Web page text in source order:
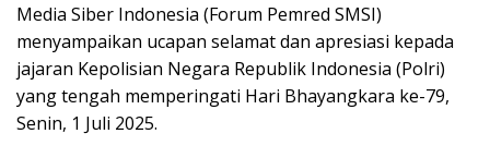
Media Siber Indonesia (Forum Pemred SMSI)
menyampaikan ucapan selamat dan apresiasi kepada
jajaran Kepolisian Negara Republik Indonesia (Polri)
yang tengah memperingati Hari Bhayangkara ke-79,
Senin, 1 Juli 2025.